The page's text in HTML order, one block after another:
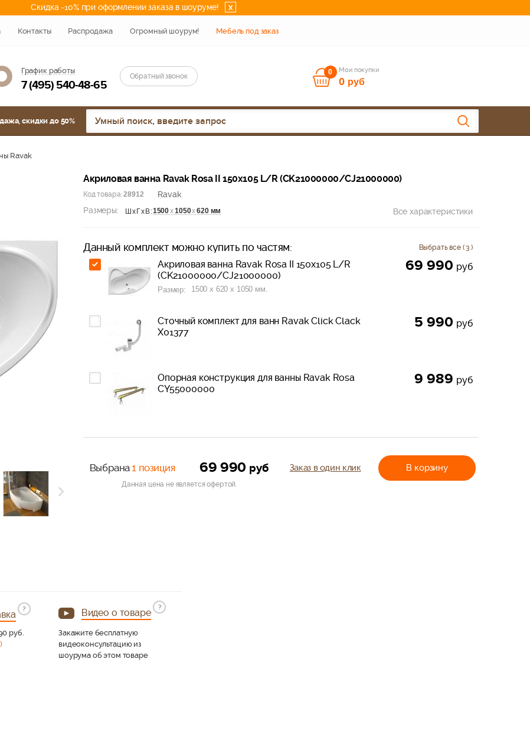
Скидка -10% при оформлении заказа в шоуруме! x
Контакты Распродажа Огромный шоурум! Мебель под заказ
График работы
7 (495) 540-48-65
Обратный звонок 0 Мои покупки
0 руб
скидки до 50%
Ravak
Акриловая ванна Ravak Rosa II 150х105 L/R (CK21000000/CJ21000000)
Код товара: 28912
Ravak
Размеры:
ШхГхВ:1500х1050х620 мм Все характеристики
Выбрать все ( 3 )
Данный комплект можно купить по частям:
Акриловая ванна Ravak Rosa II 150х105 L/R
(CK21000000/CJ21000000)
Размер: 1500 x 620 x 1050 мм.
69 990 руб
Сточный комплект для ванн Ravak Click Clack
X01377
5 990 руб
Опоpная конструкция для ванны Ravak Rosa
CY55000000
9 989 руб
Выбрана1 позиция 69 990 руб В корзину
Заказ в один клик
Данная цена не является офертой.
?
руб.
Видео о товаре
?
Закажите бесплатную
видеоконсультацию из
шоурума об этом товаре